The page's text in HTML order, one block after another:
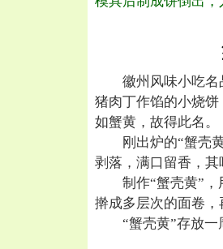
徽州风味小吃名
猪肉丁作馅的小烧
如蟹黄，故得此名。
刚出炉的“蟹壳黄
剥落，满口留香，其
制作“蟹壳黄”，
擀成多层次的面卷
“蟹壳黄”存放一